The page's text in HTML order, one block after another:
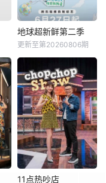
地球超新鲜第二季
更新至第20260806期
11点热吵店